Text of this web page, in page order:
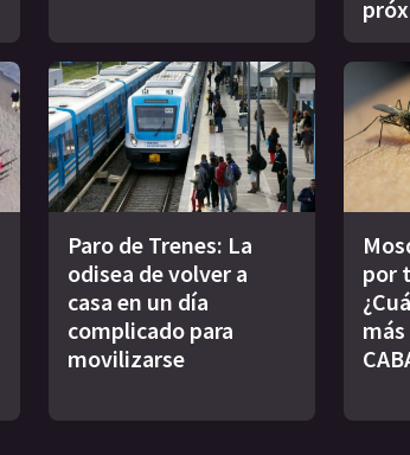
Paro de Trenes: La
odisea de volver a
casa en un día
complicado para
movilizarse
por